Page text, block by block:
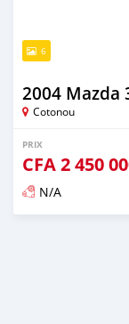
6
2004 Mazda
Cotonou
PRIX
CFA2 450
N/A